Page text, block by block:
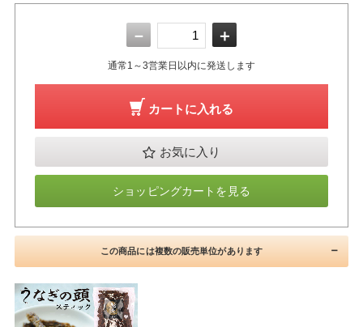
－ ＋
通常1～3営業日以内に発送します
カートに入れる
お気に入り
ショッピングカートを見る
この商品には複数の販売単位があります